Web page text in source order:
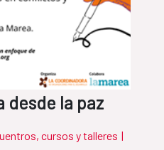
desde la paz
cursos y talleres |